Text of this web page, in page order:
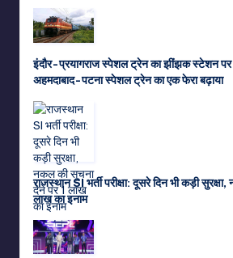
इंदौर-प्रयागराज स्पेशल ट्रेन का झींझक स्टेशन पर
अहमदाबाद-पटना स्पेशल ट्रेन का एक फेरा बढ़ाया
राजस्थान SI भर्ती परीक्षा: दूसरे दिन भी कड़ी
लाख का इनाम